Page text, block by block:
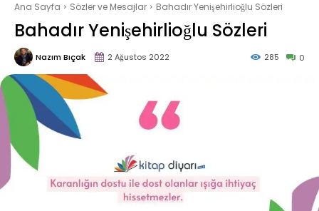
Ana Sayfa Sözler ve Mesajlar Bahadır Yenişehirlioğlu Sözleri
Bahadır Yenişehirlioğlu Sözleri
Nazım Bıçak 2 Ağustos 2022 0
285